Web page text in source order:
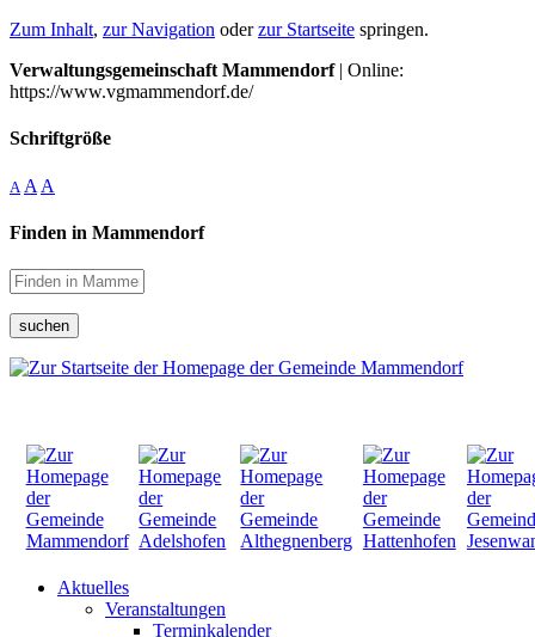
Zum Inhalt, zur Navigation oderzur Startseite springen.
Verwaltungsgemeinschaft Mammendorf| Online:
https://www.vgmammendorf.de/
Schriftgröße
A A A
Finden in Mammendorf
suchen
Aktuelles
Veranstaltungen
Terminkalender